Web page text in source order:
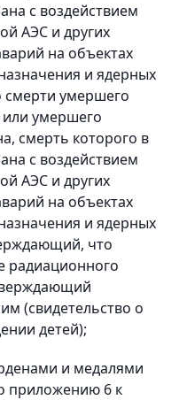
с воздействием
АЭС и других
на объектах
и ядерных
смерти умершего
или умершего
смерть которого в
с воздействием
АЭС и других
на объектах
и ядерных
что
радиационного
(свидетельство о
детей);
и медалями
приложению 6 к